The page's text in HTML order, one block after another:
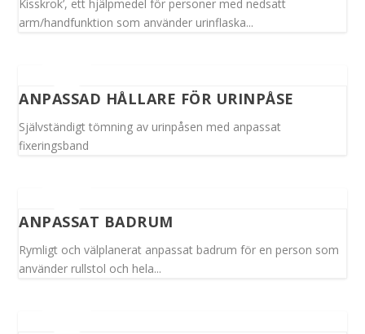
Kisskrok’, ett hjälpmedel för personer med nedsatt
arm/handfunktion som använder urinflaska...
ANPASSAD HÅLLARE FÖR URINPÅSE
Självständigt tömning av urinpåsen med anpassat
fixeringsband
ANPASSAT BADRUM
Rymligt och välplanerat anpassat badrum för en person som
använder rullstol och hela...